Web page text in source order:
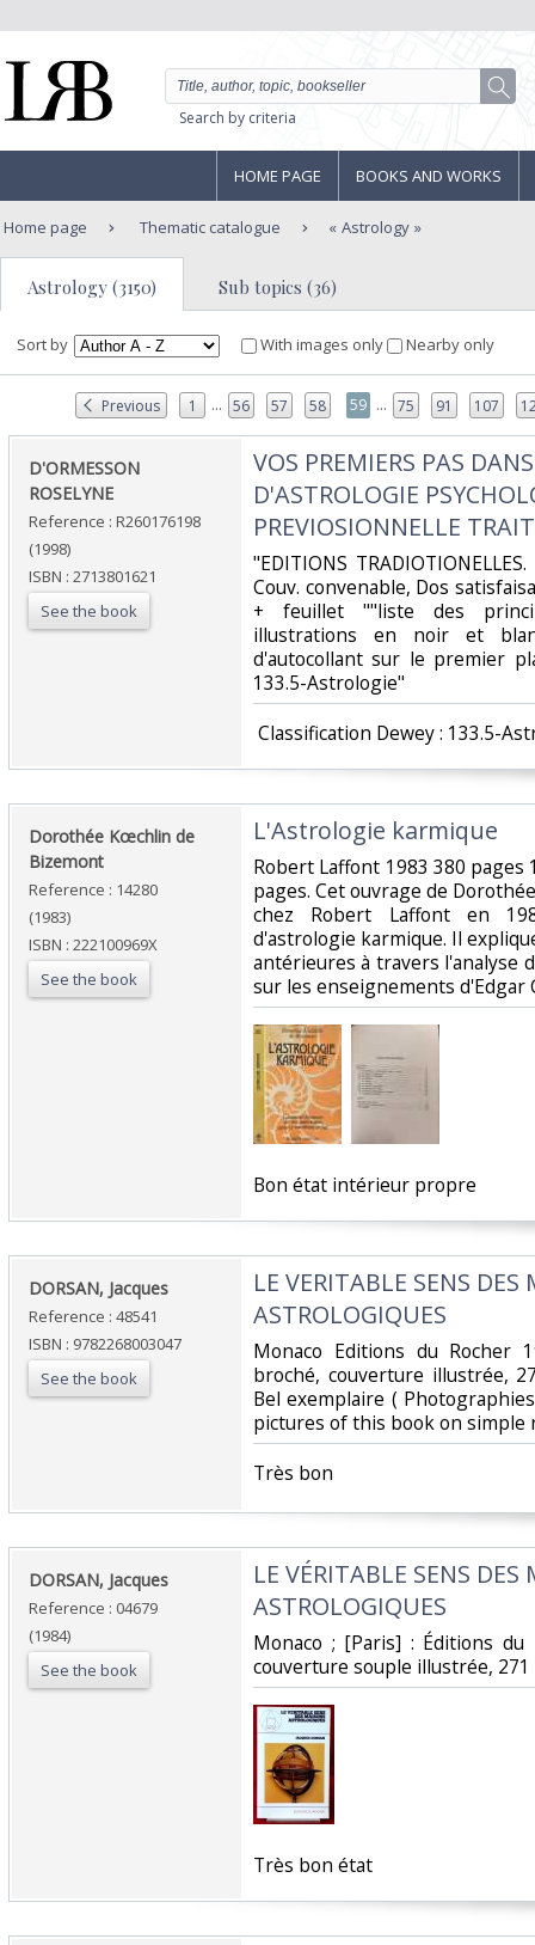
Search by criteria
HOME PAGE BOOKS AND WORKS
Home page Thematic catalogue Astrology
Astrology (3150) Sub topics (36)
Sort by With images only Nearby only
Previous 1 ... 56 57 58 59 ... 75 91 107
‎D'ORMESSON
ROSELYNE‎
Reference : R260176198
(1998)
ISBN : 2713801621
See the book
‎VOS PREMIERS PAS
D'ASTROLOGIE
PREVIOSIONNELLE
‎"EDITIONS
Couv. convenable, Dos
+ feuillet ""liste des
illustrations en noir et
d'autocollant sur le premier
133.5-Astrologie"‎
Classification Dewey : 133.5-
‎Dorothée Kœchlin de
Bizemont‎
Reference : 14280
(1983)
ISBN : 222100969X
See the book
‎L'Astrologie karmique‎
‎Robert Laffont 1983 380 pages
pages. Cet ouvrage de
chez Robert Laffont en
d'astrologie karmique. Il
antérieures à travers l'analyse
sur les enseignements d'Edgar
‎Bon état intérieur propre‎
‎DORSAN, Jacques ‎
Reference : 48541
ISBN : 9782268003047
See the book
‎LE VERITABLE SENS DES
ASTROLOGIQUES ‎
‎Monaco Editions du Rocher
broché, couverture illustrée,
Bel exemplaire (
pictures of this book on simple
‎Très bon ‎
‎DORSAN, Jacques‎
Reference : 04679
(1984)
See the book
‎LE VÉRITABLE SENS DES
ASTROLOGIQUES ‎
‎Monaco ; [Paris] : Éditions du
couverture souple illustrée, 271
‎Très bon état‎